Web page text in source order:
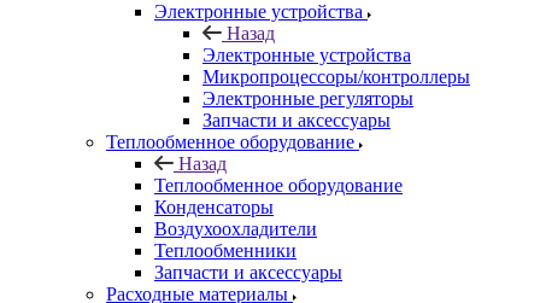
Электронные устройства
Назад
Электронные устройства
Микропроцессоры/контроллеры
Электронные регуляторы
Запчасти и аксессуары
Теплообменное оборудование
Назад
Теплообменное оборудование
Конденсаторы
Воздухоохладители
Теплообменники
Запчасти и аксессуары
Расходные материалы